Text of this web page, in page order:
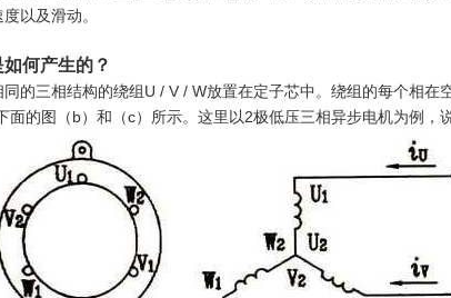
以及滑动。
何产生的？
的三相结构的绕组U / V / W放置在定子芯中。绕组的每个相在
面的图（b）和（c）所示。这里以2极低压三相异步电机为例，